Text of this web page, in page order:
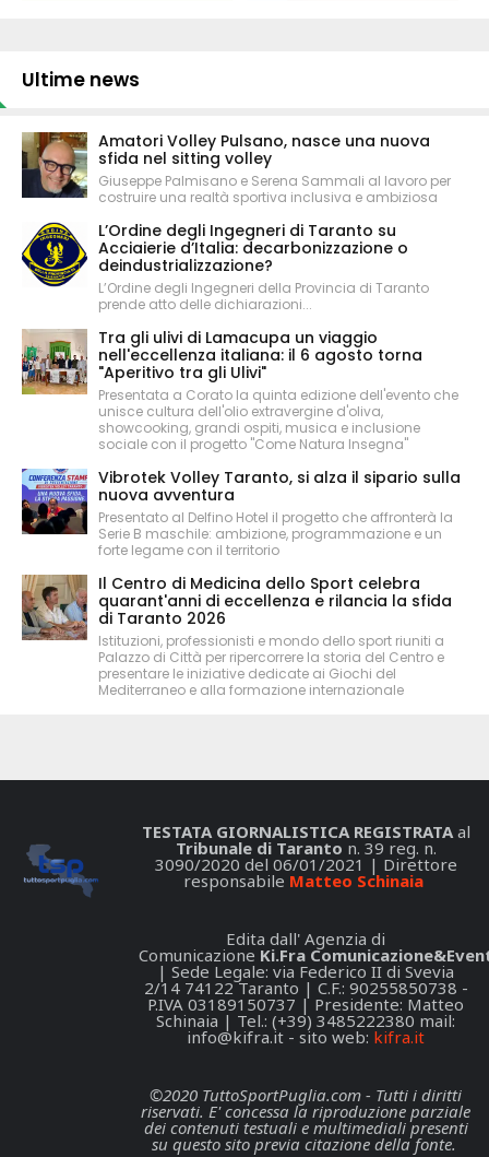
Ultime news
Amatori Volley Pulsano, nasce una nuova
sfida nel sitting volley
Giuseppe Palmisano e Serena Sammali al lavoro per
costruire una realtà sportiva inclusiva e ambiziosa
L’Ordine degli Ingegneri di Taranto su
Acciaierie d’Italia: decarbonizzazione o
deindustrializzazione?
L’Ordine degli Ingegneri della Provincia di Taranto
prende atto delle dichiarazioni...
Tra gli ulivi di Lamacupa un viaggio
nell'eccellenza italiana: il 6 agosto torna
"Aperitivo tra gli Ulivi"
Presentata a Corato la quinta edizione dell'evento che
unisce cultura dell'olio extravergine d'oliva,
showcooking, grandi ospiti, musica e inclusione
sociale con il progetto "Come Natura Insegna"
Vibrotek Volley Taranto, si alza il sipario sulla
nuova avventura
Presentato al Delfino Hotel il progetto che affronterà la
Serie B maschile: ambizione, programmazione e un
forte legame con il territorio
Il Centro di Medicina dello Sport celebra
quarant'anni di eccellenza e rilancia la sfida
di Taranto 2026
Istituzioni, professionisti e mondo dello sport riuniti a
Palazzo di Città per ripercorrere la storia del Centro e
presentare le iniziative dedicate ai Giochi del
Mediterraneo e alla formazione internazionale
TESTATA GIORNALISTICA REGISTRATAal
Tribunale di Taranto n. 39 reg. n.
3090/2020 del 06/01/2021 | Direttore
responsabile Matteo Schinaia
Edita dall' Agenzia di
Comunicazione Ki.Fra
| Sede Legale: via Federico II di Svevia
2/14 74122 Taranto | C.F.: 90255850738 -
P.IVA 03189150737 | Presidente: Matteo
Schinaia | Tel.: (+39) 3485222380 mail:
info@kifra.it - sito web: kifra.it
©2020 TuttoSportPuglia.com - Tutti i diritti
riservati. E' concessa la riproduzione parziale
dei contenuti testuali e multimediali presenti
su questo sito previa citazione della fonte.